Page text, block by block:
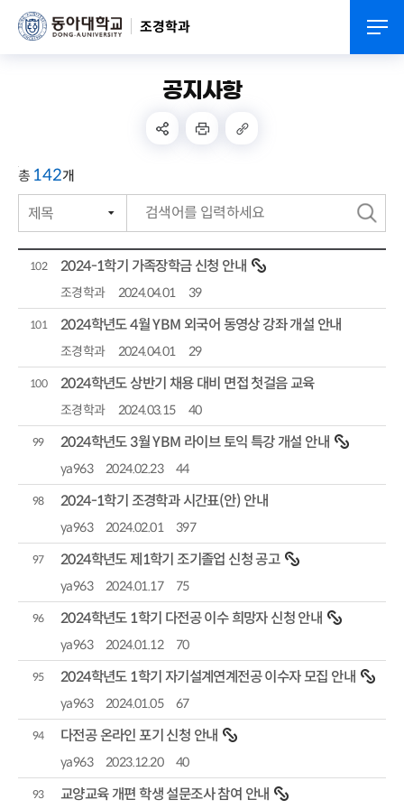
조경학과
공지사항
총 142개
검
색
번호
제목
작성자
작성일자
조회수
102 2024-1학기 가족장학금 신청 안내
조경학과 2024.04.01 39
101 2024학년도 4월 YBM 외국어 동영상 강좌 개설 안내
조경학과 2024.04.01 29
100 2024학년도 상반기 채용 대비 면접 첫걸음 교육
조경학과 2024.03.15 40
99 2024학년도 3월 YBM 라이브 토익 특강 개설 안내
ya963 2024.02.23 44
98 2024-1학기 조경학과 시간표(안) 안내
ya963 2024.02.01 397
97 2024학년도 제1학기 조기졸업 신청 공고
ya963 2024.01.17 75
96 2024학년도 1학기 다전공 이수 희망자 신청 안내
ya963 2024.01.12 70
95 2024학년도 1학기 자기설계연계전공 이수자 모집 안내
ya963 2024.01.05 67
94 다전공 온라인 포기 신청 안내
ya963 2023.12.20 40
93 교양교육 개편 학생 설문조사 참여 안내